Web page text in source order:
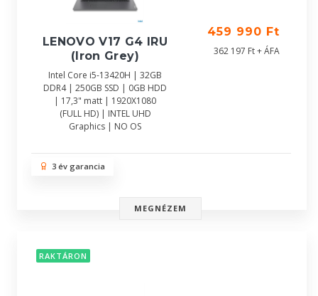
LENOVO V17 G4 IRU
(Iron Grey)
Intel Core i5-13420H | 32GB
DDR4 | 250GB SSD | 0GB HDD
| 17,3" matt | 1920X1080
(FULL HD) | INTEL UHD
Graphics | NO OS
459 990 Ft
362 197 Ft + ÁFA
3 év garancia
MEGNÉZEM
RAKTÁRON